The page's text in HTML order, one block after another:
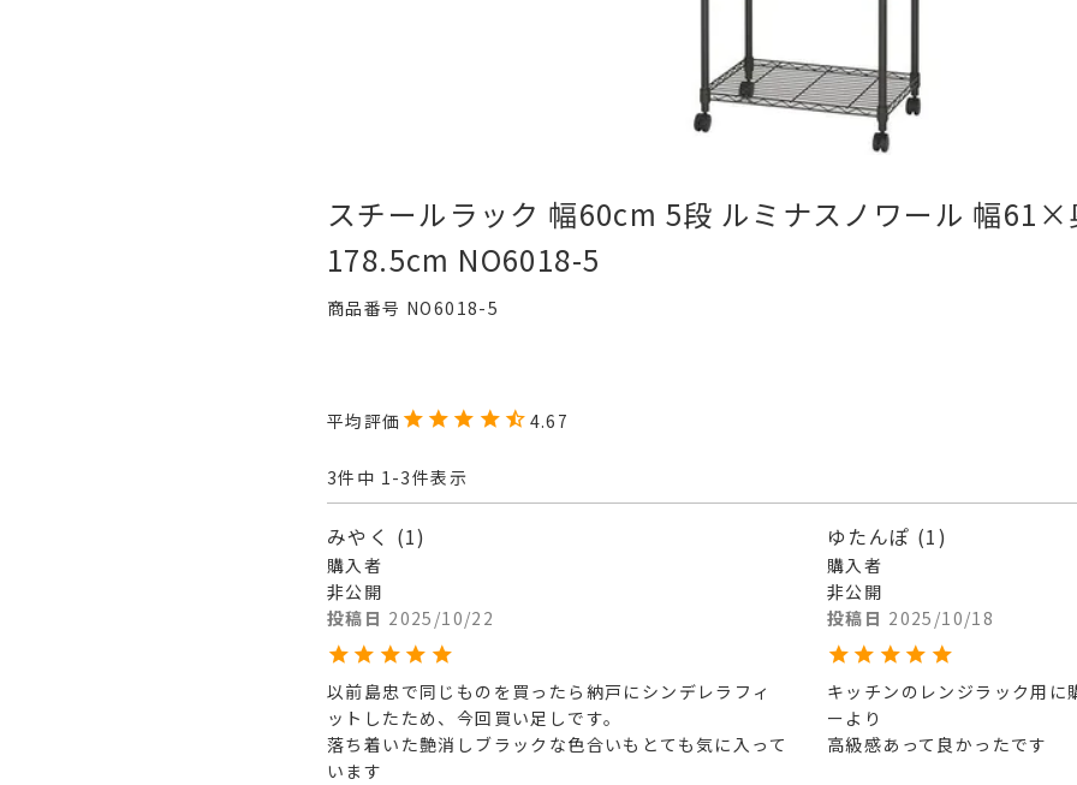
スチールラック 幅60cm 5段 ルミナスノワール 幅
178.5cm NO6018-5
商品番号 NO6018-5
4.67
3件中 1-3件表示
みやく 1
購入者
非公開
投稿日 2025/10/22
以前島忠で同じものを買ったら納戸にシンデレラフィ
ットしたため、今回買い足しです。
落ち着いた艶消しブラックな色合いもとても気に入って
います
ゆたんぽ 1
購入者
非公開
投稿日 2025/10/18
キッチンのレンジラック用に
ーより